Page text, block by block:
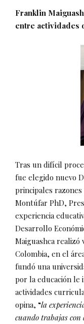
Franklin
entre actividades
Tras un difícil
fue elegido nuevo
principales
Montúfar PhD,
experiencia
Desarrollo
Maiguashca
Colombia, en el
fundó una
por la educación le
actividades
opina, “la
cuando trabajas con